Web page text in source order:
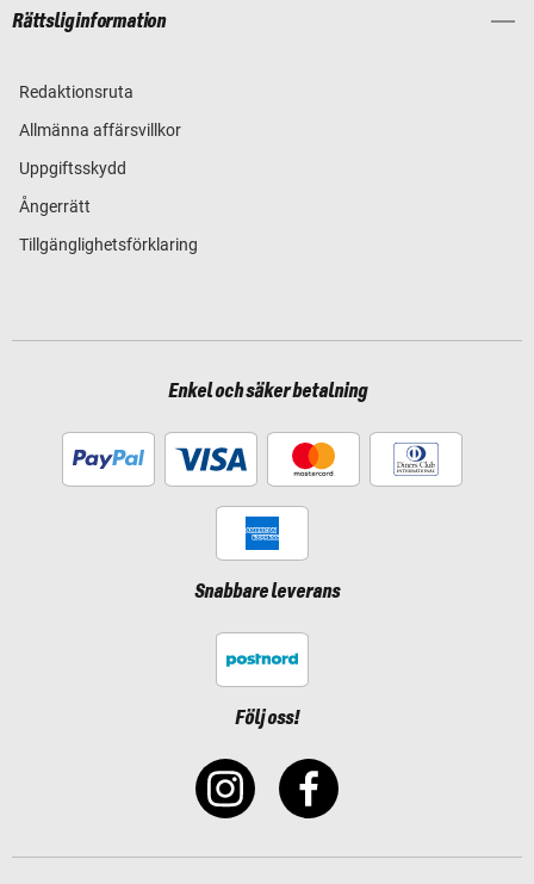
Rättslig information
Redaktionsruta
Allmänna affärsvillkor
Uppgiftsskydd
Ångerrätt
Tillgänglighetsförklaring
Enkel och säker betalning
Snabbare leverans
Följ oss!